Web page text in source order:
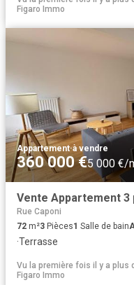
Figaro Immo
Appartement·à vendre
360 000 €5 000 €/
Vente Appartement 3
Rue Caponi
72 m²3 Pièces1 Salle de bain
·Terrasse
Vu la première fois il y a plus
Figaro Immo